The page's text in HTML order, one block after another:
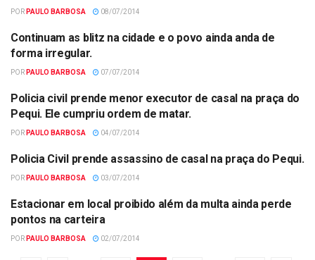
POR PAULO BARBOSA 08/07/2014
POLÍCIA
Continuam as blitz na cidade e o povo ainda anda de
forma irregular.
POR PAULO BARBOSA 07/07/2014
POLÍCIA
Policia civil prende menor executor de casal na praça do
Pequi. Ele cumpriu ordem de matar.
POR PAULO BARBOSA 04/07/2014
POLÍCIA
Policia Civil prende assassino de casal na praça do Pequi.
POR PAULO BARBOSA 03/07/2014
POLÍCIA
Estacionar em local proibido além da multa ainda perde
pontos na carteira
POR PAULO BARBOSA 02/07/2014